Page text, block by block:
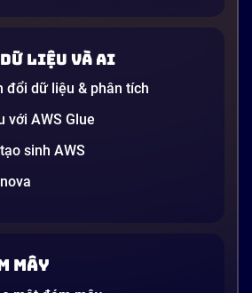
liệu và AI
đổi dữ liệu & phân tích
với AWS Glue
sinh AWS
mây